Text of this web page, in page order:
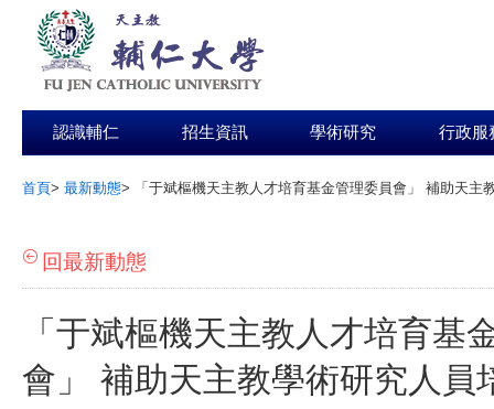
認識輔仁 招生資訊 學術研究 行政服
首頁> 最新動態> 「于斌樞機天主教人才培育基金管理委員會」 補助天主
回最新動態
「于斌樞機天主教人才培育基
會」 補助天主教學術研究人員